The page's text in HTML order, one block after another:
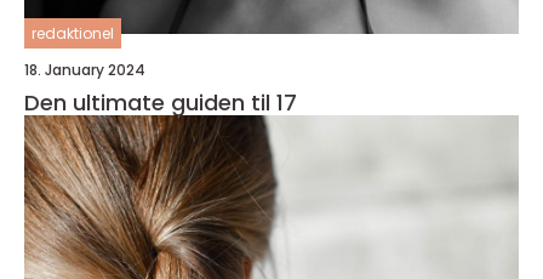
redaktionel
18. January 2024
Den ultimate guiden til 17